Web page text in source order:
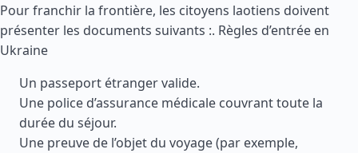
Pour franchir la frontière, les citoyens laotiens doivent
présenter les documents suivants :. Règles d’entrée en
Ukraine
Un passeport étranger valide.
Une police d’assurance médicale couvrant toute la
durée du séjour.
Une preuve de l’objet du voyage (par exemple,